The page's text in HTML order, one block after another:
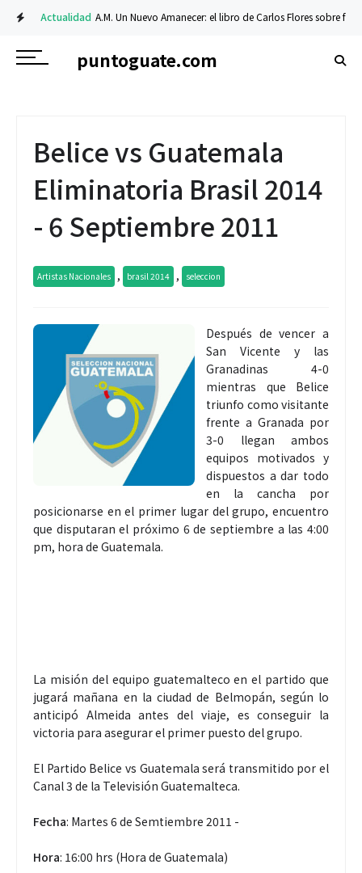
Actualidad A.M. Un Nuevo Amanecer: el libro de Carlos Flores sobre fe y
puntoguate.com
Belice vs Guatemala
Eliminatoria Brasil 2014
- 6 Septiembre 2011
Artistas Nacionales , brasil 2014 , seleccion
Después de vencer a
San Vicente y las
Granadinas 4-0
mientras que Belice
triunfo como visitante
frente a Granada por
3-0 llegan ambos
equipos motivados y
dispuestos a dar todo
en la cancha por
posicionarse en el primer lugar del grupo, encuentro
que disputaran el próximo 6 de septiembre a las 4:00
pm, hora de Guatemala.
La misión del equipo guatemalteco en el partido que
jugará mañana en la ciudad de Belmopán, según lo
anticipó Almeida antes del viaje, es conseguir la
victoria para asegurar el primer puesto del grupo.
El Partido Belice vs Guatemala será transmitido por el
Canal 3 de la Televisión Guatemalteca.
Fecha: Martes 6 de Semtiembre 2011 -
Hora: 16:00 hrs (Hora de Guatemala)